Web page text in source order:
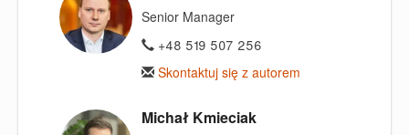
Senior Manager
+48 519 507 256
Skontaktuj się z autorem
Michał Kmieciak